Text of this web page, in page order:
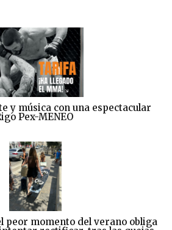
y música con una espectacular
Pex-MENEO
peor momento del verano obliga